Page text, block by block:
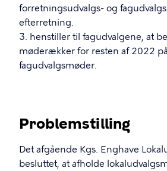
forretningsudvalgs- og
efterretning.
3. henstiller til fagudvalgene, at
møderækker for resten af 2022
fagudvalgsmøder.
Problemstilling
Det afgående Kgs. Enghave
besluttet, at afholde